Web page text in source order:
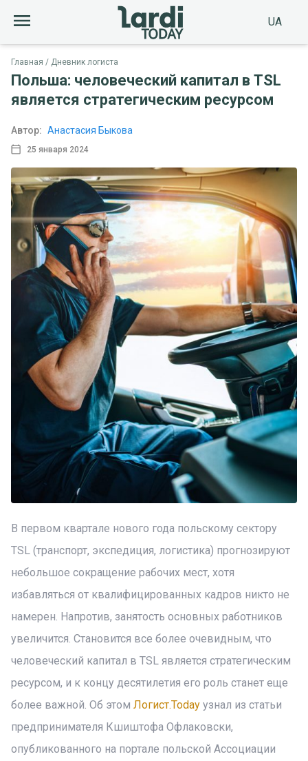
UA
Главная Дневник логиста
Польша: человеческий капитал в TSL
является стратегическим ресурсом
25 января 2024
Автор: Анастасия Быкова
В первом квартале нового года польскому сектору
TSL (транспорт, экспедиция, логистика) прогнозируют
небольшое сокращение рабочих мест, хотя
избавляться от квалифицированных кадров никто не
намерен. Напротив, занятость основных работников
увеличится. Становится все более очевидным, что
человеческий капитал в TSL является стратегическим
ресурсом, и к концу десятилетия его роль станет еще
более важной. Об этом Логист.Today узнал из статьи
предпринимателя Кшиштофа Офлаковски,
опубликованного на портале польской Ассоциации